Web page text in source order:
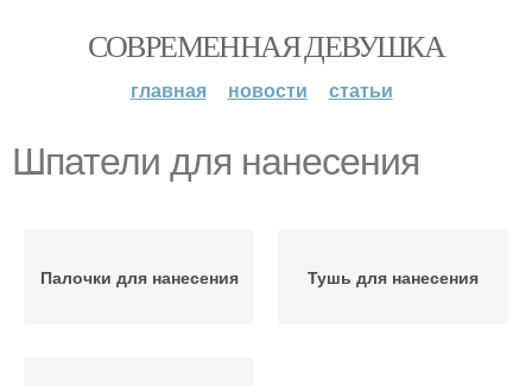
СОВРЕМЕННАЯ ДЕВУШКА
главная новости статьи
Шпатели для нанесения
Палочки для нанесения Тушь для нанесения